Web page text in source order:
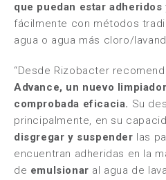
que puedan estar adheridos
fácilmente con métodos
agua o agua más cloro/
“Desde Rizobacter
Advance, un nuevo
comprobada eficacia. Su
principalmente, en su
disgregar y suspender las
encuentran adheridas en la
de emulsionar al agua de